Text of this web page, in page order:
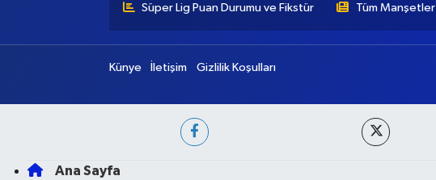
Süper Lig Puan Durumu ve Fikstür Tüm Manşetler
Künye İletişim Gizlilik Koşulları
Ana Sayfa